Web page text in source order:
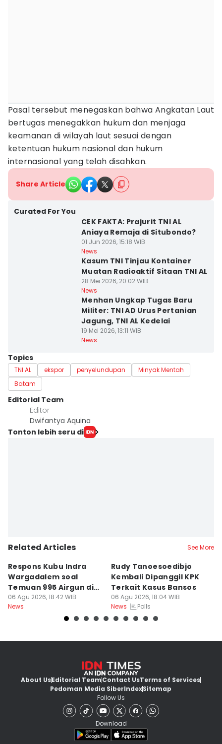
Pasal tersebut menegaskan bahwa Angkatan Laut
bertugas menegakkan hukum dan menjaga
keamanan di wilayah laut sesuai dengan
ketentuan hukum nasional dan hukum
internasional yang telah disahkan.
Share Article
Curated For You
CEK FAKTA: Prajurit TNI AL
Aniaya Remaja di Situbondo?
01 Jun 2026, 15:18 WIB
News
Kasum TNI Tinjau Kontainer
Muatan Radioaktif Sitaan TNI AL
28 Mei 2026, 20:02 WIB
News
Menhan Ungkap Tugas Baru
Militer: TNI AD Urus Pertanian
Jagung, TNI AL Kedelai
19 Mei 2026, 13:11 WIB
News
Topics
TNI AL ekspor penyelundupan
Minyak Mentah
Batam
Editorial Team
Editor
Dwifantya Aquina
Tonton lebih seru di
Related Articles See More
Respons Kubu Indra
Wargadalem soal
Temuan 995 Airgun di
Sekolah Jaksel
06 Agu 2026, 18:42 WIB
News
Rudy Tanoesoedibjo
Kembali Dipanggil KPK
Terkait Kasus Bansos
06 Agu 2026, 18:04 WIB
News
Polls
About UsEditorial TeamContact UsTerms of Services
Pedoman Media SiberIndexSitemap
Follow Us
Download